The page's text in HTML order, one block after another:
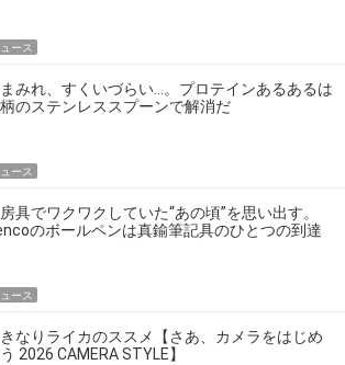
ース
みれ、すくいづらい…。プロテインあるあるは
のステンレススプーンで解消だ
ース
具でワクワクしていた“あの頃”を思い出す。
のボールペンは真鍮筆記具のひとつの到達
ース
なりライカのススメ【さあ、カメラをはじめ
2026 CAMERA STYLE】